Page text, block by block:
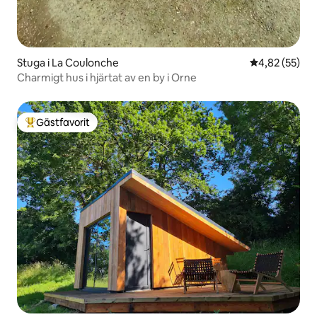
Stuga i La Coulonche 4,82 av 5 i
4,82 (55)
Charmigt hus i hjärtat av en by i Orne
Populär gästfavorit
Gästfavorit